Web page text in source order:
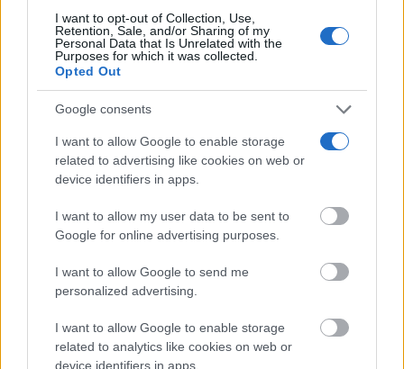
I want to opt-out of Collection, Use,
Retention, Sale, and/or Sharing of my
Personal Data that Is Unrelated with the
Purposes for which it was collected.
Opted Out
Google consents
I want to allow Google to enable storage
related to advertising like cookies on web or
device identifiers in apps.
I want to allow my user data to be sent to
Google for online advertising purposes.
I want to allow Google to send me
personalized advertising.
I want to allow Google to enable storage
related to analytics like cookies on web or
device identifiers in apps.